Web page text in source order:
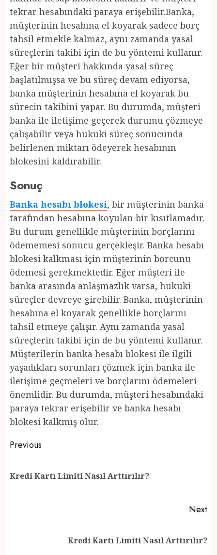
tekrar hesabındaki paraya erişebilir.Banka,
müşterinin hesabına el koyarak sadece borç
tahsil etmekle kalmaz, aynı zamanda yasal
süreçlerin takibi için de bu yöntemi kullanır.
Eğer bir müşteri hakkında yasal süreç
başlatılmışsa ve bu süreç devam ediyorsa,
banka müşterinin hesabına el koyarak bu
sürecin takibini yapar. Bu durumda, müşteri
banka ile iletişime geçerek durumu çözmeye
çalışabilir veya hukuki süreç sonucunda
belirlenen miktarı ödeyerek hesabının
blokesini kaldırabilir.
Sonuç
Banka hesabı blokesi, bir müşterinin banka
tarafından hesabına koyulan bir kısıtlamadır.
Bu durum genellikle müşterinin borçlarını
ödememesi sonucu gerçekleşir. Banka hesabı
blokesi kalkması için müşterinin borcunu
ödemesi gerekmektedir. Eğer müşteri ile
banka arasında anlaşmazlık varsa, hukuki
süreçler devreye girebilir. Banka, müşterinin
hesabına el koyarak genellikle borçlarını
tahsil etmeye çalışır. Aynı zamanda yasal
süreçlerin takibi için de bu yöntemi kullanır.
Müşterilerin banka hesabı blokesi ile ilgili
yaşadıkları sorunları çözmek için banka ile
iletişime geçmeleri ve borçlarını ödemeleri
önemlidir. Bu durumda, müşteri hesabındaki
paraya tekrar erişebilir ve banka hesabı
blokesi kalkmış olur.
Post
Previous
Kredi Kartı Limiti Nasıl Arttırılır?
Next
Kredi Kartı Limiti Nasıl Arttırılır?